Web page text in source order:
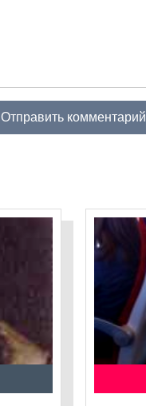
Отправить комментарий